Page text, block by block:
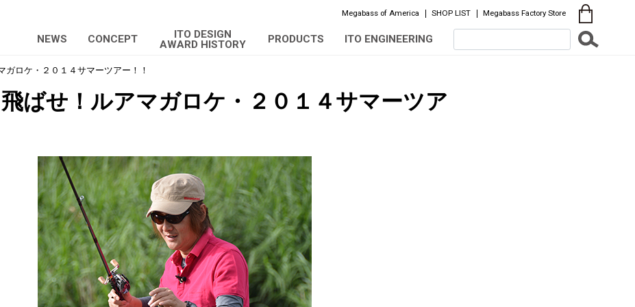
Megabass of America SHOP LIST Megabass Factory Store
NEWS CONCEPT
ITO DESIGN
AWARD HISTORY
PRODUCTS ITO ENGINEERING
ガロケ・２０１４サマーツアー！！
ばせ！ルアマガロケ・２０１４サマーツア